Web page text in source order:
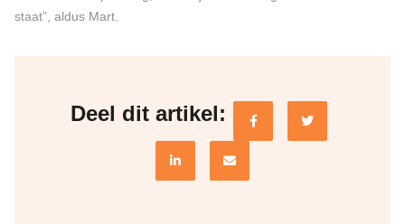
staat”, aldus Mart.
Deel dit artikel: